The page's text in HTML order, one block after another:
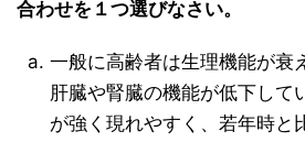
合わせを１つ選びなさい。
一般に高齢者は生理機能が衰
肝臓や腎臓の機能が低下して
が強く現れやすく、若年時と